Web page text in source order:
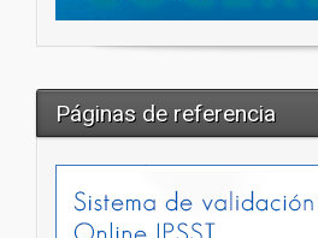
Páginas de referencia